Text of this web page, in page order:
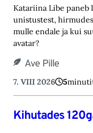
Katariina Libe paneb
unistustest,
mulle endale ja kui
avatar? ‎
Ave Pille
7. VIII 2026 5
Kihutades